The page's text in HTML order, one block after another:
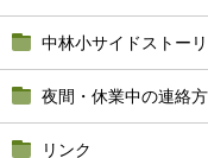
中林小サイドストー
夜間・休業中の連絡
リンク